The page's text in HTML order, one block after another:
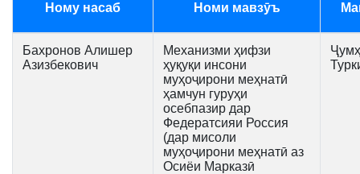
Ному насаб Номи мавзӯъ
Бахронов Алишер
Азизбекович
Механизми ҳифзи
ҳуқуқи инсони
муҳоҷирони меҳнатӣ
ҳамчун гуруҳи
осебпазир дар
Федератсияи Россия
(дар мисоли
муҳоҷирони меҳнатӣ аз
Осиёи Марказӣ